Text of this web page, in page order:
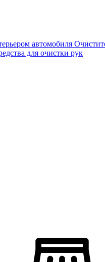
автомобиля
для очистки рук